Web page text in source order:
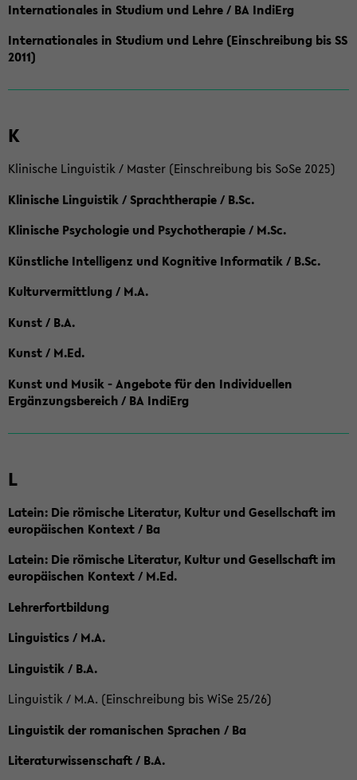
Internationales in Studium und Lehre / BA IndiErg
Internationales in Studium und Lehre (Einschreibung bis SS
2011)
K
Klinische Linguistik / Master (Einschreibung bis SoSe 2025)
Klinische Linguistik / Sprachtherapie / B.Sc.
Klinische Psychologie und Psychotherapie / M.Sc.
Künstliche Intelligenz und Kognitive Informatik / B.Sc.
Kulturvermittlung / M.A.
Kunst / B.A.
Kunst / M.Ed.
Kunst und Musik - Angebote für den Individuellen
Ergänzungsbereich / BA IndiErg
L
Latein: Die römische Literatur, Kultur und Gesellschaft im
europäischen Kontext / Ba
Latein: Die römische Literatur, Kultur und Gesellschaft im
europäischen Kontext / M.Ed.
Lehrerfortbildung
Linguistics / M.A.
Linguistik / B.A.
Linguistik / M.A. (Einschreibung bis WiSe 25/26)
Linguistik der romanischen Sprachen / Ba
Literaturwissenschaft / B.A.